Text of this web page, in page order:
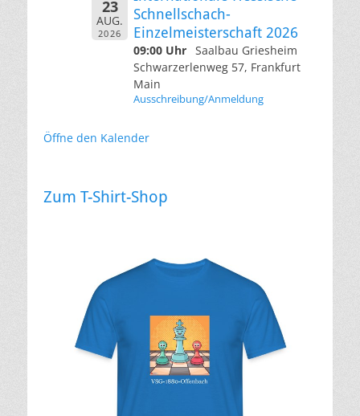
23
AUG.
2026
Schnellschach-
Einzelmeisterschaft 2026
09:00 Uhr Saalbau Griesheim
Schwarzerlenweg 57, Frankfurt
Main
Ausschreibung/Anmeldung
Öffne den Kalender
Zum T-Shirt-Shop